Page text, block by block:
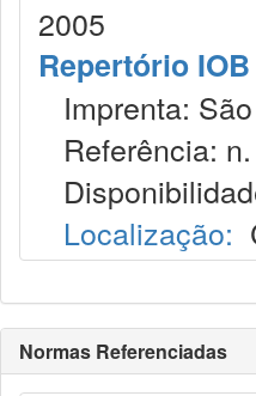
2005
Repertório
Imprenta:
Referência:
Localização:
Normas Referenciadas